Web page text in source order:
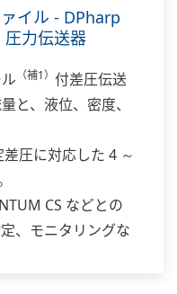
イル - DPharp
圧力伝送器
（補1） 付差圧伝送
と、液位、密度、
圧に対応した 4 ～
CS などとの
、モニタリングな